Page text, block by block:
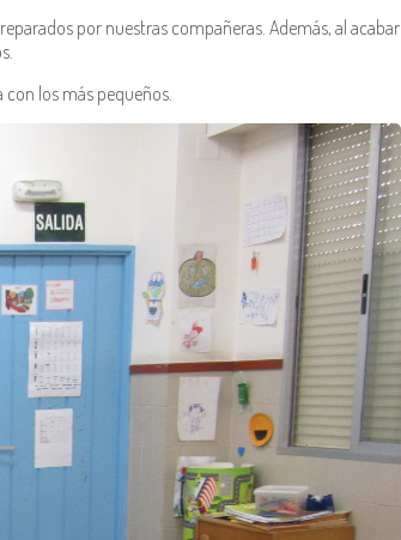
por nuestras compañeras. Además, al acabar
los más pequeños.